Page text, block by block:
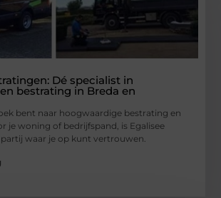
Dé specialist in
bestrating in Breda en
bent naar hoogwaardige bestrating en
je woning of bedrijfspand, is Egalisee
waar je op kunt vertrouwen.